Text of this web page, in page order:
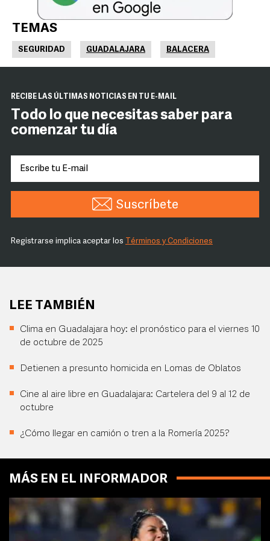
TEMAS
SEGURIDAD GUADALAJARA BALACERA
RECIBE LAS ÚLTIMAS NOTICIAS EN TU E-MAIL
Todo lo que necesitas saber para
comenzar tu día
Suscríbete
Registrarse implica aceptar los Términos y Condiciones
LEE TAMBIÉN
Clima en Guadalajara hoy: el pronóstico para el viernes 10
de octubre de 2025
Detienen a presunto homicida en Lomas de Oblatos
Cine al aire libre en Guadalajara: Cartelera del 9 al 12 de
octubre
¿Cómo llegar en camión o tren a la Romería 2025?
MÁS EN EL INFORMADOR